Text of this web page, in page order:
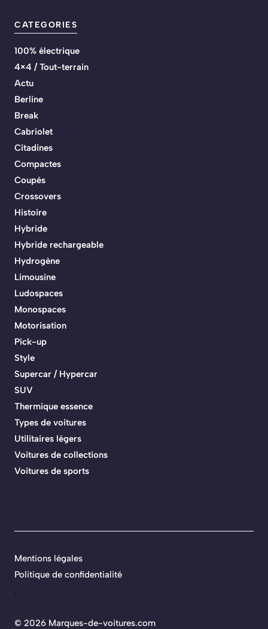
CATEGORIES
100% électrique
4×4 / Tout-terrain
Actu
Berline
Break
Cabriolet
Citadines
Compactes
Coupés
Crossovers
Histoire
Hybride
Hybride rechargeable
Hydrogène
Limousine
Ludospaces
Monospaces
Motorisation
Pick-up
Style
Supercar / Hypercar
SUV
Thermique essence
Types de voitures
Utilitaires légers
Voitures de collections
Voitures de sports
© 2026 Marques-de-voitures.com
.
Mentions légales
Politique de confidentialité